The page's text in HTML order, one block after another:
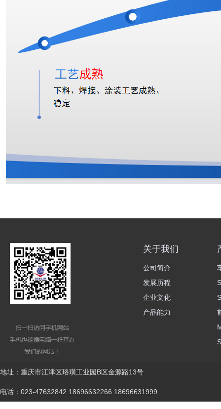
关于我们
公司简介
发展历程
企业文化
产品能力
地址：重庆市江津区珞璜工业园B区金源路13号
电话：023-47632842 18696632266 18696631999